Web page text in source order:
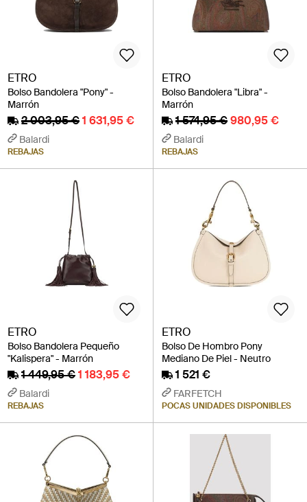
ETRO
Bolso Bandolera "Pony" -
Marrón
2 003,95 €1 631,95 €
Balardi
REBAJAS
ETRO
Bolso Bandolera "Libra" -
Marrón
1 574,95 €980,95 €
Balardi
REBAJAS
ETRO
Bolso Bandolera Pequeño
"Kalispera" - Marrón
1 449,95 €1 183,95 €
Balardi
REBAJAS
ETRO
Bolso De Hombro Pony
Mediano De Piel - Neutro
1 521 €
FARFETCH
POCAS UNIDADES DISPONIBLES